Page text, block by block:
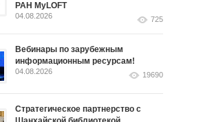
РАН MyLOFT
04.08.2026 725
Вебинары по зарубежным
информационным ресурсам!
04.08.2026 19690
Стратегическое партнерство с